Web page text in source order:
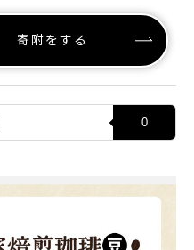
寄附をする
0